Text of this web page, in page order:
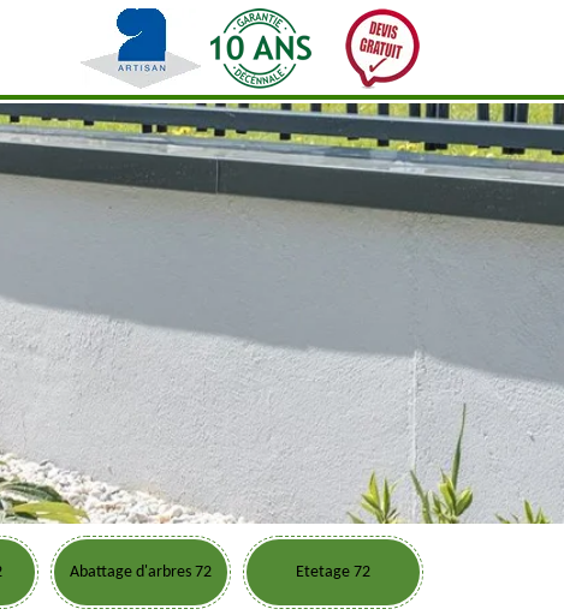
Abattage d'arbres 72 Etetage 72